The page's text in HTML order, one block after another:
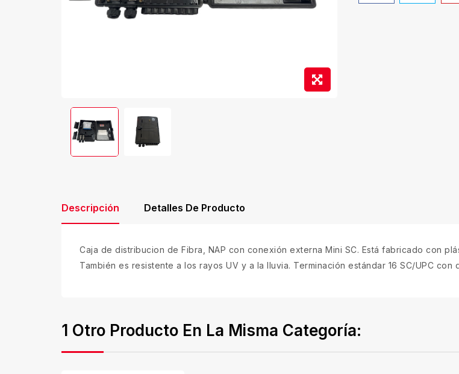
Descripción Detalles De Producto
Caja de distribucion de Fibra, NAP con conexión externa Mini SC. Está fabricado con
También es resistente a los rayos UV y a la lluvia. Terminación estándar 16 SC/UPC
1 Otro Producto En La Misma Categoría: